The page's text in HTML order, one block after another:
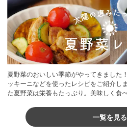
夏野菜のおいしい季節がやってきました
ッキーニなどを使ったレシピをご紹介し
た夏野菜は栄養もたっぷり。美味しく食
一覧を見る